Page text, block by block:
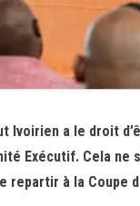
Ivoirien a le droit
Exécutif. Cela
repartir à la